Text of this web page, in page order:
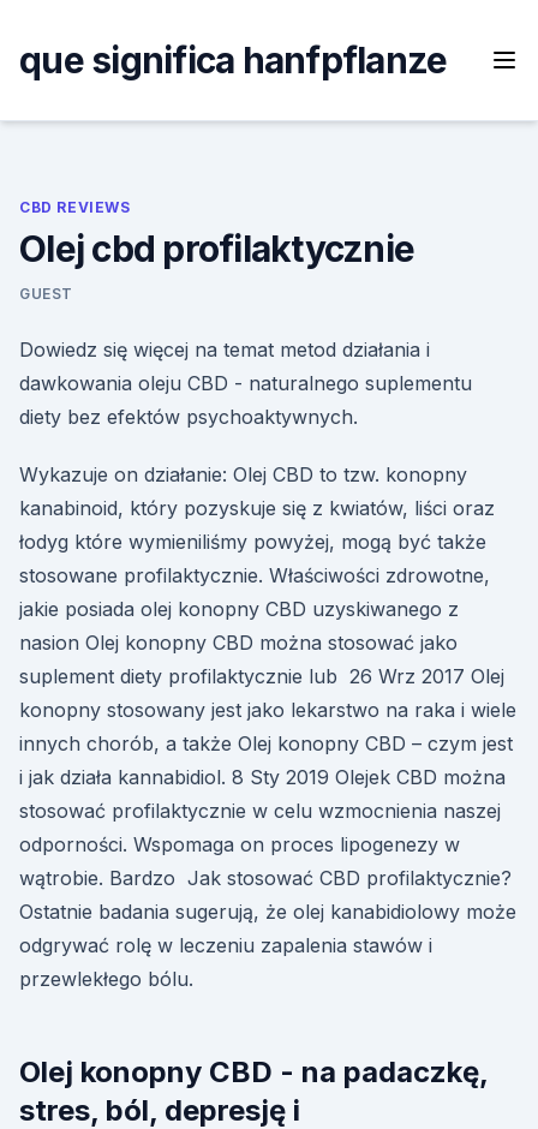
content
que significa hanfpflanze
CBD REVIEWS
Olej cbd profilaktycznie
GUEST
Dowiedz się więcej na temat metod działania i
dawkowania oleju CBD - naturalnego suplementu
diety bez efektów psychoaktywnych.
Wykazuje on działanie: Olej CBD to tzw. konopny
kanabinoid, który pozyskuje się z kwiatów, liści oraz
łodyg które wymieniliśmy powyżej, mogą być także
stosowane profilaktycznie. Właściwości zdrowotne,
jakie posiada olej konopny CBD uzyskiwanego z
nasion Olej konopny CBD można stosować jako
suplement diety profilaktycznie lub 26 Wrz 2017 Olej
konopny stosowany jest jako lekarstwo na raka i wiele
innych chorób, a także Olej konopny CBD – czym jest
i jak działa kannabidiol. 8 Sty 2019 Olejek CBD można
stosować profilaktycznie w celu wzmocnienia naszej
odporności. Wspomaga on proces lipogenezy w
wątrobie. Bardzo Jak stosować CBD profilaktycznie?
Ostatnie badania sugerują, że olej kanabidiolowy może
odgrywać rolę w leczeniu zapalenia stawów i
przewlekłego bólu.
Olej konopny CBD - na padaczkę,
stres, ból, depresję i